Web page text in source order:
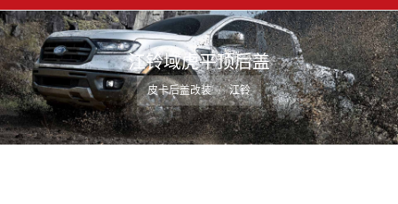
江铃域虎平顶后盖
您在这里：
皮卡后盖改装 江铃